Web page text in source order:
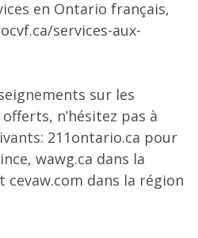
en Ontario français,
services-aux-
sur les
n’hésitez pas à
211ontario.ca pour
wawg.ca dans la
dans la région